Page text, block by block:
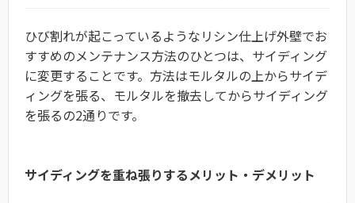
ひび割れが起こっているようなリシン仕上げ外壁でお
すすめのメンテナンス方法のひとつは、サイディング
に変更することです。方法はモルタルの上からサイデ
ィングを張る、モルタルを撤去してからサイディング
を張るの2通りです。
サイディングを重ね張りするメリット・デメリット